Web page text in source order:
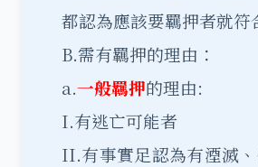
都認為應該要羈押者就符
B.需有羈押的理由：
a.一般羈押的理由:
I.有逃亡可能者
II.有事實足認為有湮滅